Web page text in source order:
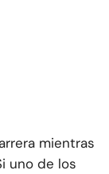
mientras
uno de los